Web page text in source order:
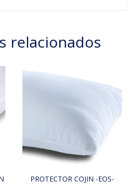
relacionados
PROTECTOR COJIN -EOS-